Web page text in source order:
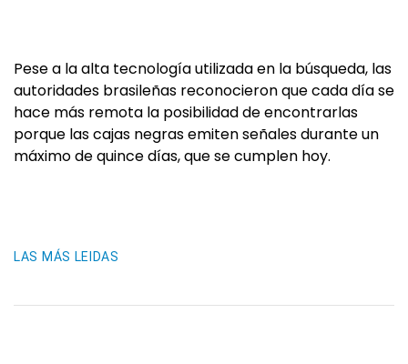
Pese a la alta tecnología utilizada en la búsqueda, las
autoridades brasileñas reconocieron que cada día se
hace más remota la posibilidad de encontrarlas
porque las cajas negras emiten señales durante un
máximo de quince días, que se cumplen hoy.
LAS MÁS LEIDAS